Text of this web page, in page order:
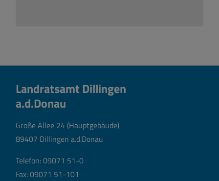
Landratsamt Dillingen
a.d.Donau
Große Allee 24 (Hauptgebäude)
89407 Dillingen a.d.Donau
Telefon:09071 51-0
Fax: 09071 51-101